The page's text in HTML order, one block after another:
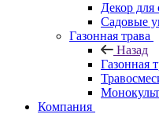
Декор для
Садовые
Газонная трава
Назад
Газонная
Компания